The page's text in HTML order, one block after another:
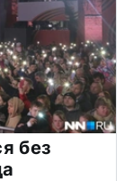
без